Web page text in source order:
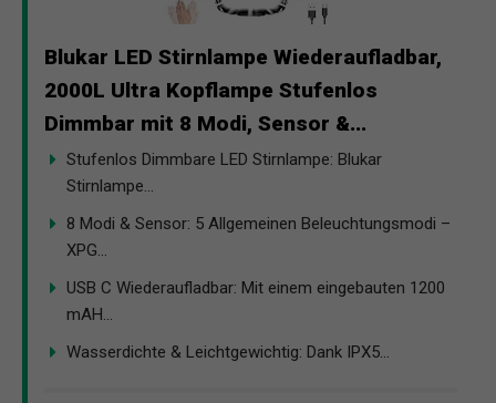
Blukar LED Stirnlampe Wiederaufladbar,
2000L Ultra Kopflampe Stufenlos
Dimmbar mit 8 Modi, Sensor &...
Stufenlos Dimmbare LED Stirnlampe: Blukar
Stirnlampe...
8 Modi & Sensor: 5 Allgemeinen Beleuchtungsmodi –
XPG...
USB C Wiederaufladbar: Mit einem eingebauten 1200
mAH...
Wasserdichte & Leichtgewichtig: Dank IPX5...